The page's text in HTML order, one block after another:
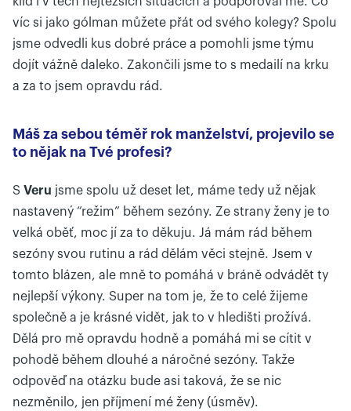
víc si jako gólman můžete přát od svého kolegy? Spolu
jsme odvedli kus dobré práce a pomohli jsme týmu
dojít vážně daleko. Zakončili jsme to s medailí na krku
a za to jsem opravdu rád.
Máš za sebou téměř rok manželství, projevilo se
to nějak na Tvé profesi?
S Veru jsme spolu už deset let, máme tedy už nějak
nastavený “režim” během sezóny. Ze strany ženy je to
velká oběť, moc jí za to děkuju. Já mám rád během
sezóny svou rutinu a rád dělám věci stejně. Jsem v
tomto blázen, ale mně to pomáhá v bráně odvádět ty
nejlepší výkony. Super na tom je, že to celé žijeme
společně a je krásné vidět, jak to v hledišti prožívá.
Dělá pro mě opravdu hodně a pomáhá mi se cítit v
pohodě během dlouhé a náročné sezóny. Takže
odpověď na otázku bude asi taková, že se nic
nezměnilo, jen příjmení mé ženy (úsměv).